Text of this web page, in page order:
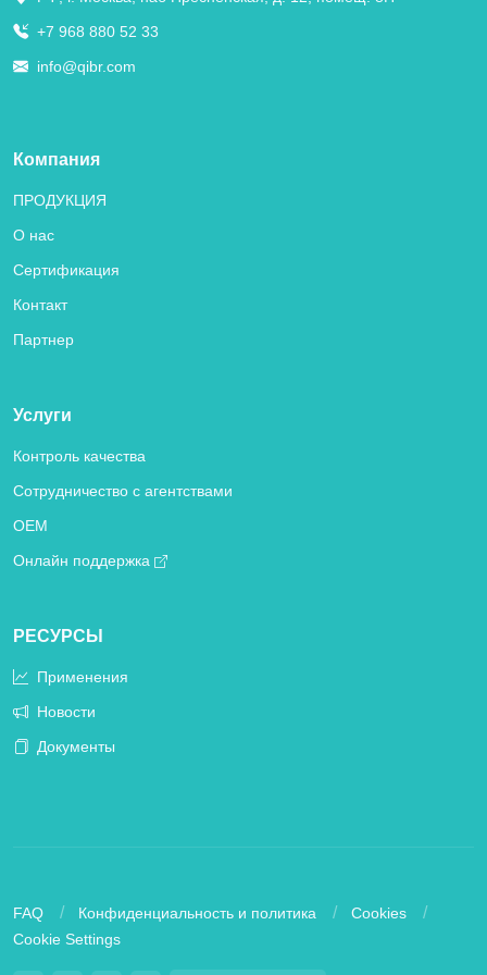
+7 968 880 52 33
info@qibr.com
Компания
ПРОДУКЦИЯ
О нас
Сертификация
Контакт
Партнер
Услуги
Контроль качества
Сотрудничество с агентствами
OEM
Онлайн поддержка
РЕСУРСЫ
Применения
Новости
Документы
FAQ Конфиденциальность и политика
Cookies
Cookie Settings